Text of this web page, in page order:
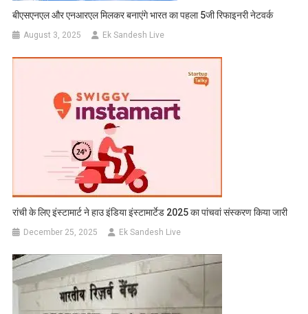
बीएसएनएल और एनआरएल मिलकर बनाएंगे भारत का पहला 5जी रिफाइनरी नेटवर्क
August 3, 2025 Ek Sandesh Live
रांची के लिए इंस्टामार्ट ने हाउ इंडिया इंस्टामार्टेड 2025 का पांचवां संस्करण किया जारी
December 25, 2025 Ek Sandesh Live